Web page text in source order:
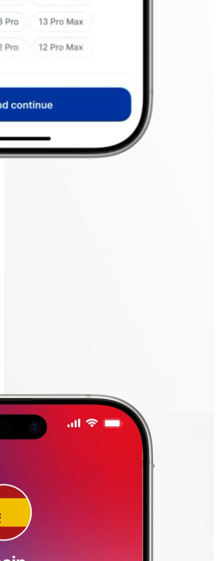
2. 选择适合您的套餐
只需选择最适合您目的地和行程时长的套餐。
查看所有目的地